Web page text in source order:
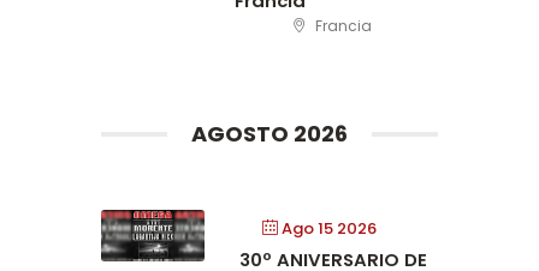
Francia
AGOSTO 2026
Ago 15 2026
30º ANIVERSARIO DE